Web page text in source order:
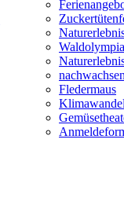
Fledermaus